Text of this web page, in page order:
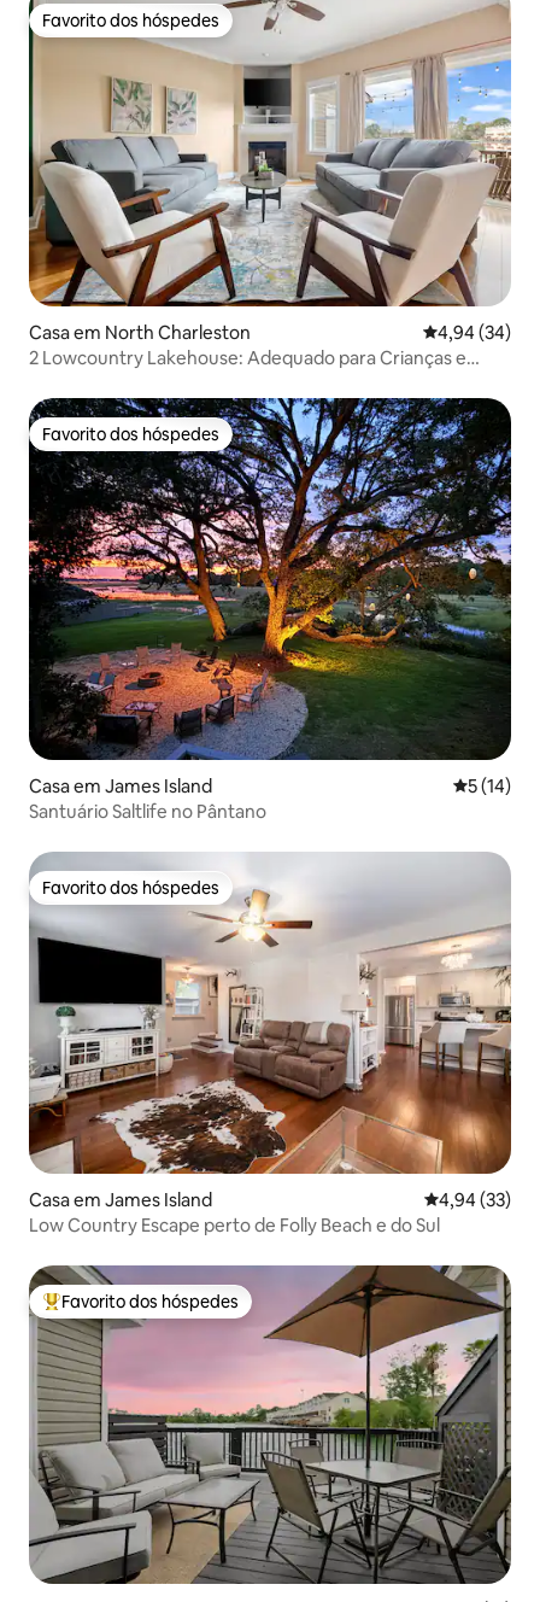
Favorito dos hóspedes
Favorito dos hóspedes
Casa em North Charleston Classificação
4,94 (34)
2 Lowcountry Lakehouse: Adequado para Crianças e
Favorito dos hóspedes
Favorito dos hóspedes
Casa em James Island
5 (14)
Santuário Saltlife no Pântano
Favorito dos hóspedes
Favorito dos hóspedes
Casa em James Island Classificação
4,94 (33)
Low Country Escape perto de Folly Beach e do Sul
Favoritos dos hóspedes mais apreciados
Favorito dos hóspedes